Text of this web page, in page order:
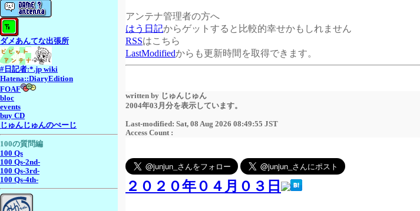
アンテナ管理者の方へ
はう日記からゲットすると比較的幸せかもしれません
RSSはこちら
LastModifiedからも更新時間を取得できます。
written by じゅんじゅん
2004年03月分を表示しています。
Last-modified: Sat, 08 Aug 2026 08:49:55 JST
Access Count :
２０２０年０４月０３日
ダメあんてな出張所
#日記者:*.jp wiki
Hatena::DiaryEdition
FOAF
bloc
events
buy CD
じゅんじゅんのぺーじ
100の質問編
100 Qs
100 Qs-2nd-
100 Qs-3rd-
100 Qs-4th-